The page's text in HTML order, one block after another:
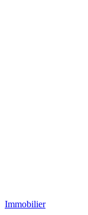
Immobilier